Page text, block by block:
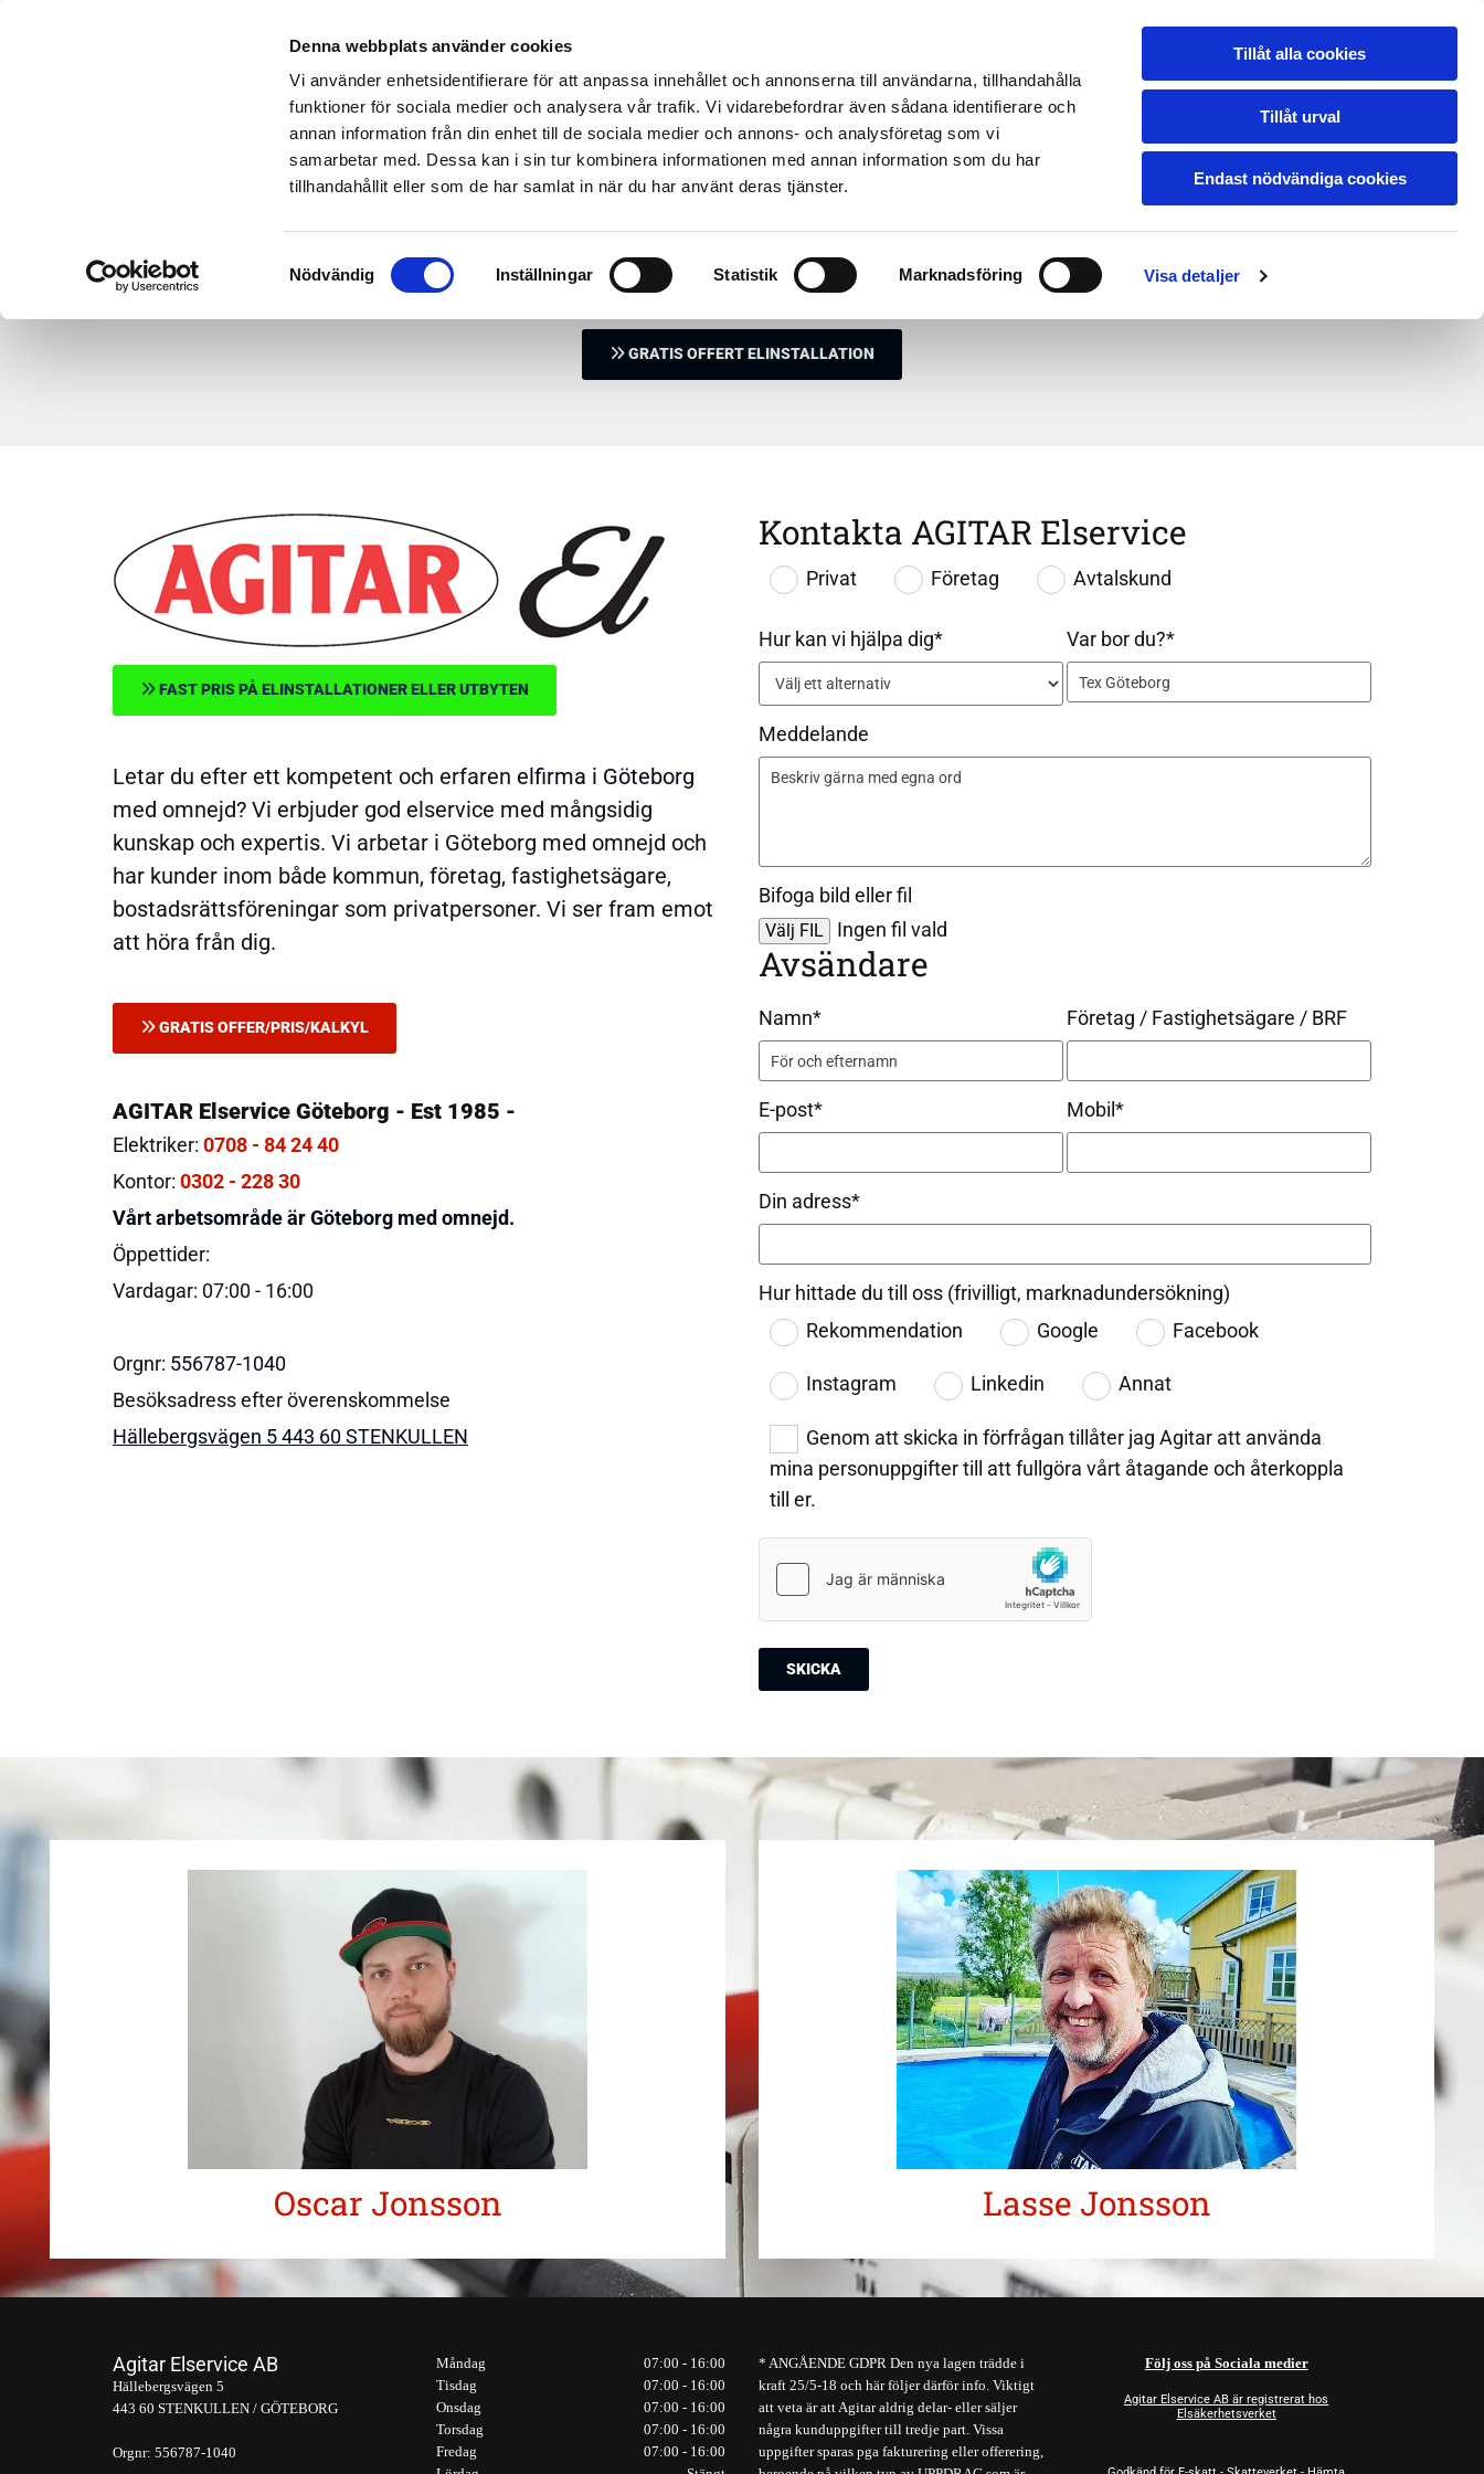
Denna webbplats använder cookies
Vi använder enhetsidentifierare för att anpassa innehållet och annonserna till användarna, tillhandahålla
funktioner för sociala medier och analysera vår trafik. Vi vidarebefordrar även sådana identifierare och
annan information från din enhet till de sociala medier och annons- och analysföretag som vi
samarbetar med. Dessa kan i sin tur kombinera informationen med annan information som du har
tillhandahållit eller som de har samlat in när du har använt deras tjänster.
Nödvändig Inställningar Statistik Marknadsföring Visa detaljer
Tillåt alla cookies
Tillåt urval
Endast nödvändiga cookies
LADDBOX UTBYTE LYSRÖR
KONTAKT
Kontaktuppgifter till AGITAR ELSERVICE I GÖTEBORG
Elservice • Datanät • Brandsäkerhet • Larm • Passagesystem • Laddboxar
GRATIS OFFERT ELINSTALLATION
FAST PRIS PÅ ELINSTALLATIONER ELLER UTBYTEN
Letar du efter ett kompetent och erfaren elfirma i Göteborg
med omnejd? Vi erbjuder god elservice med mångsidig
kunskap och expertis. Vi arbetar i Göteborg med omnejd och
har kunder inom både kommun, företag, fastighetsägare,
bostadsrättsföreningar som privatpersoner. Vi ser fram emot
att höra från dig.
GRATIS OFFER/PRIS/KALKYL
AGITAR Elservice Göteborg - Est 1985 -
Elektriker: 0708 - 84 24 40
Kontor: 0302 - 228 30
Vårt arbetsområde är Göteborg med omnejd.
Öppettider:
Vardagar: 07:00 - 16:00
Orgnr: 556787-1040
Besöksadress efter överenskommelse
Hällebergsvägen 5 443 60 STENKULLEN
Kontakta AGITAR Elservice
Privat Företag Avtalskund
Hur kan vi hjälpa dig* Var bor du?*
Meddelande
Bifoga bild eller fil
Välj FIL Ingen fil vald
Avsändare
Namn* Företag / Fastighetsägare / BRF
E-post* Mobil*
Din adress*
Hur hittade du till oss (frivilligt, marknadundersökning)
Rekommendation
Google Facebook
Instagram Linkedin Annat
Genom att skicka in förfrågan tillåter jag Agitar att använda
mina personuppgifter till att fullgöra vårt åtagande och återkoppla
till er.
Oscar Jonsson Lasse Jonsson
Agitar Elservice AB
Hällebergsvägen 5
443 60 STENKULLEN / GÖTEBORG
Orgnr: 556787-1040
Måndag
07:00 - 16:00
Tisdag
07:00 - 16:00
Onsdag
07:00 - 16:00
Torsdag
07:00 - 16:00
Fredag
07:00 - 16:00
* ANGÅENDE GDPR Den nya lagen trädde i
kraft 25/5-18 och här följer därför info. Viktigt
att veta är att Agitar aldrig delar- eller säljer
några kunduppgifter till tredje part. Vissa
uppgifter sparas pga fakturering eller offerering,
Följ oss på Sociala medier
Agitar Elservice AB är registrerat hos
Elsäkerhetsverket